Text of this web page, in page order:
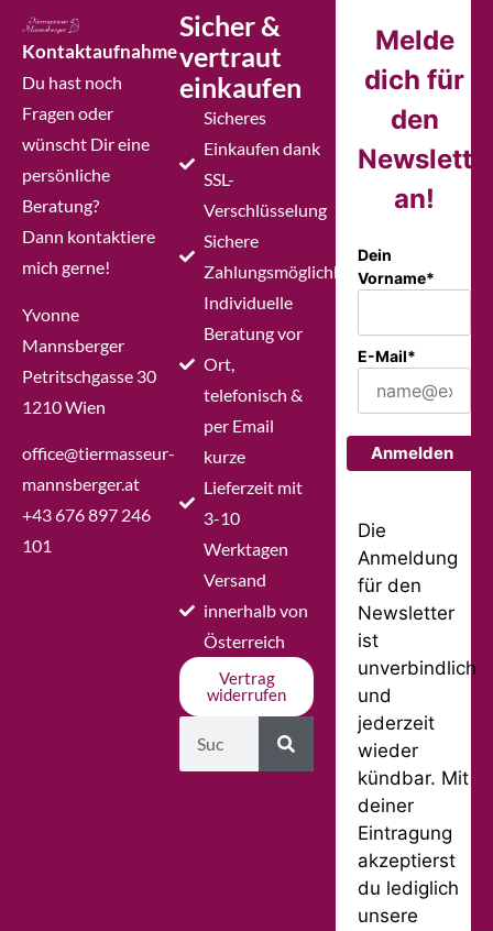
Kontaktaufnahme
Du hast noch
Fragen oder
wünscht Dir eine
persönliche
Beratung?
Dann kontaktiere
mich gerne!
Yvonne
Mannsberger
Petritschgasse 30
1210 Wien
office@tiermasseur-
mannsberger.at
+43 676 897 246
101
Sicher &
vertraut
einkaufen
Sicheres
Einkaufen dank
SSL-
Verschlüsselung
Sichere
Zahlungsmöglichkeiten
Individuelle
Beratung vor
Ort,
telefonisch &
per Email
kurze
Lieferzeit mit
3-10
Werktagen
Versand
innerhalb von
Österreich
Vertrag
widerrufen
Melde
dich für
den
an!
Dein
Vorname*
E-Mail*
Anmelden
Die
Anmeldung
für den
Newsletter
ist
unverbindlich
und
jederzeit
wieder
kündbar. Mit
deiner
Eintragung
akzeptierst
du lediglich
unsere